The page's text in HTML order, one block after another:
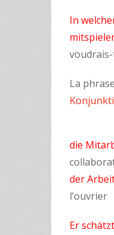
In
La
die
der
l’ouvrier
Er